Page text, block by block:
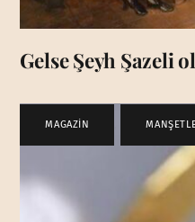
Gelse Şeyh Şazeli
MAGAZİN